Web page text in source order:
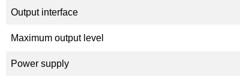
Output interface
Maximum output level
Power supply